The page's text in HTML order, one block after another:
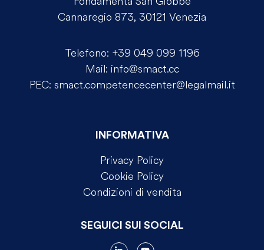
Cannaregio 873, 30121 Venezia
Telefono: +39 049 099 1196
Mail: info@smact.cc
PEC: smact.competencecenter@legalmail.it
INFORMATIVA
Privacy Policy
Cookie Policy
Condizioni di vendita
SEGUICI SUI SOCIAL